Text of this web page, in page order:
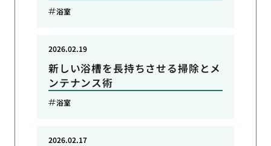
浴室
新しい浴槽を長持ちさせる掃除とメ
ンテナンス術
2026.02.19
浴室
2026.02.17